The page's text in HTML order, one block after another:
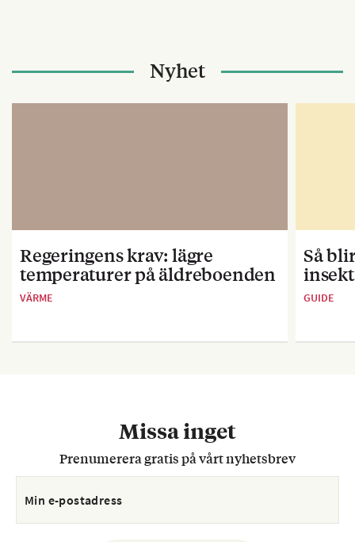
Nyhet
Regeringens krav: lägre
temperaturer på äldreboenden
VÄRME
Så
GUIDE
Missa inget
Prenumerera gratis på vårt nyhetsbrev